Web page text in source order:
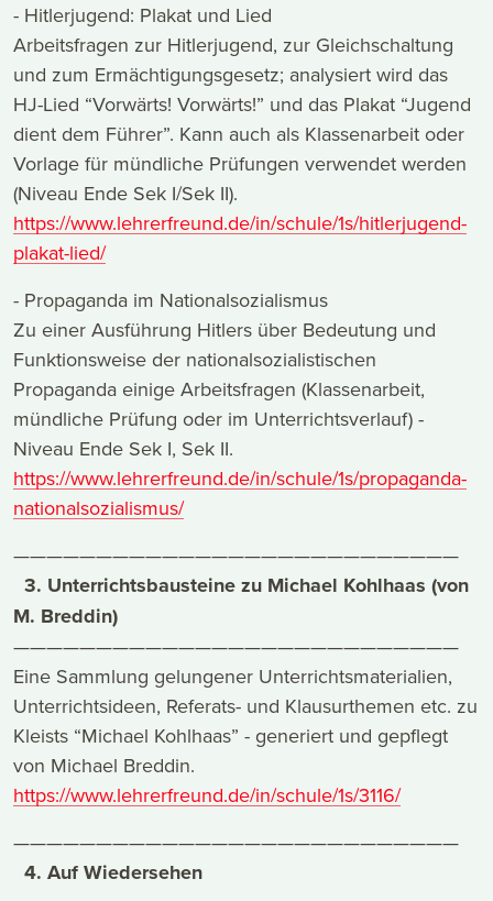
- Hitlerjugend: Plakat und Lied
Arbeitsfragen zur Hitlerjugend, zur Gleichschaltung
und zum Ermächtigungsgesetz; analysiert wird das
HJ-Lied “Vorwärts! Vorwärts!” und das Plakat “Jugend
dient dem Führer”. Kann auch als Klassenarbeit oder
Vorlage für mündliche Prüfungen verwendet werden
(Niveau Ende Sek I/Sek II).
https://www.lehrerfreund.de/in/schule/1s/hitlerjugend-
plakat-lied/
- Propaganda im Nationalsozialismus
Zu einer Ausführung Hitlers über Bedeutung und
Funktionsweise der nationalsozialistischen
Propaganda einige Arbeitsfragen (Klassenarbeit,
mündliche Prüfung oder im Unterrichtsverlauf) -
Niveau Ende Sek I, Sek II.
https://www.lehrerfreund.de/in/schule/1s/propaganda-
nationalsozialismus/
———————————————————————————
3. Unterrichtsbausteine zu Michael Kohlhaas (von
M. Breddin)
———————————————————————————
Eine Sammlung gelungener Unterrichtsmaterialien,
Unterrichtsideen, Referats- und Klausurthemen etc. zu
Kleists “Michael Kohlhaas” - generiert und gepflegt
von Michael Breddin.
https://www.lehrerfreund.de/in/schule/1s/3116/
———————————————————————————
4. Auf Wiedersehen